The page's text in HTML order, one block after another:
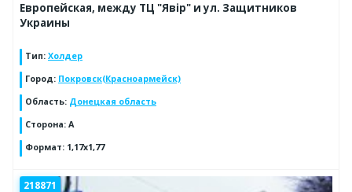
Европейская, между ТЦ "Явір" и ул. Защитников
Украины
Тип: Холдер
Город: Покровск(Красноармейск)
Область: Донецкая область
Сторона: А
Формат: 1,17х1,77
218871